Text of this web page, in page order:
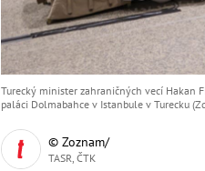
Turecký minister zahraničných vecí Hakan
paláci Dolmabahce v Istanbule v Turecku
© Zoznam/
TASR, ČTK